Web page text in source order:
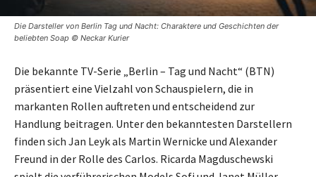
Die Darsteller von Berlin Tag und Nacht: Charaktere und Geschichten der
beliebten Soap © Neckar Kurier
Die bekannte TV-Serie „Berlin – Tag und Nacht“ (BTN)
präsentiert eine Vielzahl von Schauspielern, die in
markanten Rollen auftreten und entscheidend zur
Handlung beitragen. Unter den bekanntesten Darstellern
finden sich Jan Leyk als Martin Wernicke und Alexander
Freund in der Rolle des Carlos. Ricarda Magduschewski